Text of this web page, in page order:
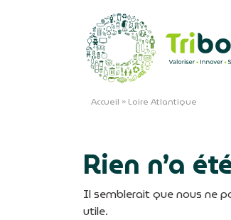
Accueil » Loire Atlantique
Rien n’a
Il semblerait que nous ne
utile.